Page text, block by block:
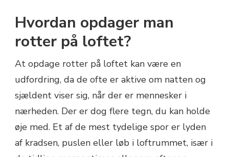
Hvordan opdager man
rotter på loftet?
At opdage rotter på loftet kan være en
udfordring, da de ofte er aktive om natten og
sjældent viser sig, når der er mennesker i
nærheden. Der er dog flere tegn, du kan holde
øje med. Et af de mest tydelige spor er lyden
af kradsen, puslen eller løb i loftrummet, især i